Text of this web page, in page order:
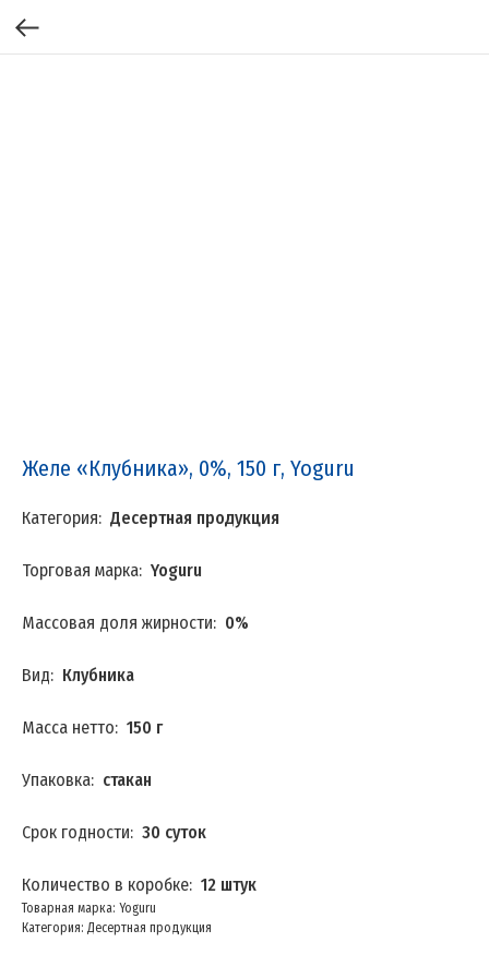
Желе «Клубника», 0%, 150 г, Yoguru
Категория: Десертная продукция
Торговая марка: Yoguru
Массовая доля жирности: 0%
Вид: Клубника
Масса нетто: 150 г
Упаковка: стакан
Срок годности: 30 суток
Количество в коробке: 12 штук
Товарная марка: Yoguru
Категория: Десертная продукция